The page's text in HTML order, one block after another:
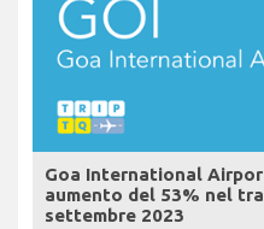
Goa International
aumento del 53% nel
settembre 2023